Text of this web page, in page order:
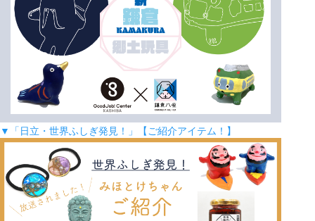
▼「日立・世界ふしぎ発見！」【ご紹介アイテム！】